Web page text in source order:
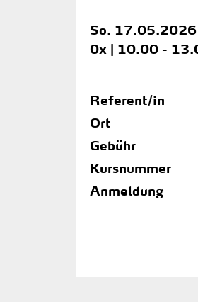
So.
0x | 10.00 -
Referent/in
Ort
Gebühr
Kursnummer
Anmeldung